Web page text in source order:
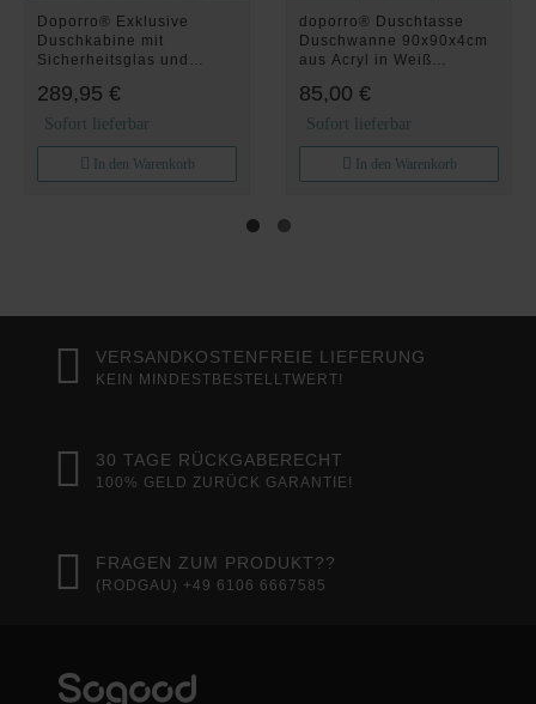
Doporro® Exklusive
Duschkabine mit
Sicherheitsglas und
80x120 cm Eck-Dusche
mit praktischer Schiebetür
289,95 €
Sofort lieferbar
In den Warenkorb
doporro® Duschtasse
Duschwanne 90x90x4cm
aus Acryl in Weiß
Anschlüsse für
bodenebene Montage
85,00 €
Sofort lieferbar
In den Warenkorb
VERSANDKOSTENFREIE LIEFERUNG
KEIN MINDESTBESTELLTWERT!
30 TAGE RÜCKGABERECHT
100% GELD ZURÜCK GARANTIE!
FRAGEN ZUM PRODUKT??
(RODGAU) +49 6106 6667585